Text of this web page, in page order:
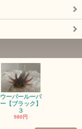
ウーパールーパ
ー【ブラック】
３
980円